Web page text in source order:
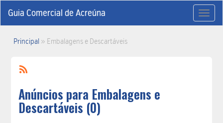
Toggle
Guia Comercial de Acreúna
Principal » Embalagens e Descartáveis
Anúncios para Embalagens e
Descartáveis (0)